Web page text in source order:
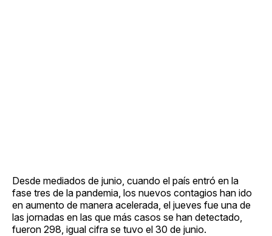
Desde mediados de junio, cuando el país entró en la
fase tres de la pandemia, los nuevos contagios han ido
en aumento de manera acelerada, el jueves fue una de
las jornadas en las que más casos se han detectado,
fueron 298, igual cifra se tuvo el 30 de junio.